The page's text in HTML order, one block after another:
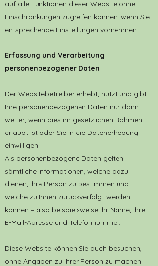
auf alle Funktionen dieser Website ohne
Einschränkungen zugreifen können, wenn Sie
entsprechende Einstellungen vornehmen.
Erfassung und Verarbeitung
personenbezogener Daten
Der Websitebetreiber erhebt, nutzt und gibt
Ihre personenbezogenen Daten nur dann
weiter, wenn dies im gesetzlichen Rahmen
erlaubt ist oder Sie in die Datenerhebung
einwilligen.
Als personenbezogene Daten gelten
sämtliche Informationen, welche dazu
dienen, Ihre Person zu bestimmen und
welche zu Ihnen zurückverfolgt werden
können – also beispielsweise Ihr Name, Ihre
E-Mail-Adresse und Telefonnummer.
Diese Website können Sie auch besuchen,
ohne Angaben zu Ihrer Person zu machen.